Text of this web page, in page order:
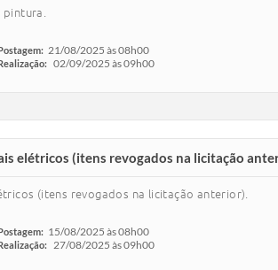
21/08/2025 às 08h00
02/09/2025 às 09h00
elétricos (itens revogados na licitação
(itens revogados na licitação anterior).
15/08/2025 às 08h00
27/08/2025 às 09h00